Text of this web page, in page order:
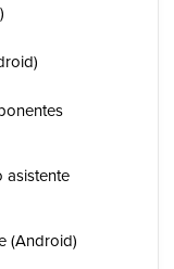
asistente
(Android)